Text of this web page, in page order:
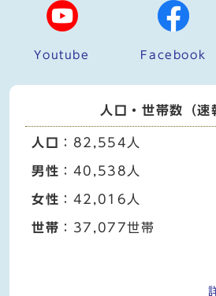
Youtube Facebook
人口・世帯数（速
人口 ：82,554人
男性 ：40,538人
女性 ：42,016人
世帯 ：37,077世帯